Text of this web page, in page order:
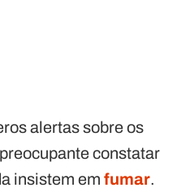
alertas sobre os
constatar
insistem em fumar.